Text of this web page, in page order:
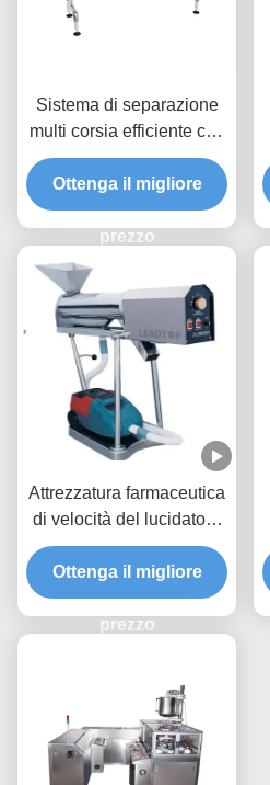
Sistema di separazione
multi corsia efficiente con
appoggi pneumatici e
sensori anti-interferenza
per una manipolazione
precisa del materiale
Ottenga il migliore
prezzo
Attrezzatura farmaceutica
di velocità del lucidatore
regolabile della capsula
con 7000 capsule/min
Ottenga il migliore
prezzo